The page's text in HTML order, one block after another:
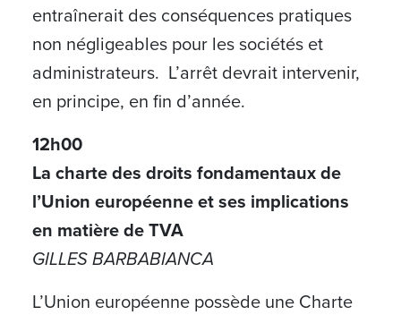
entraînerait des conséquences pratiques
non négligeables pour les sociétés et
administrateurs. L’arrêt devrait intervenir,
en principe, en fin d’année.
12h00
La charte des droits fondamentaux de
l’Union européenne et ses implications
en matière de TVA
GILLES BARBABIANCA
L’Union européenne possède une Charte